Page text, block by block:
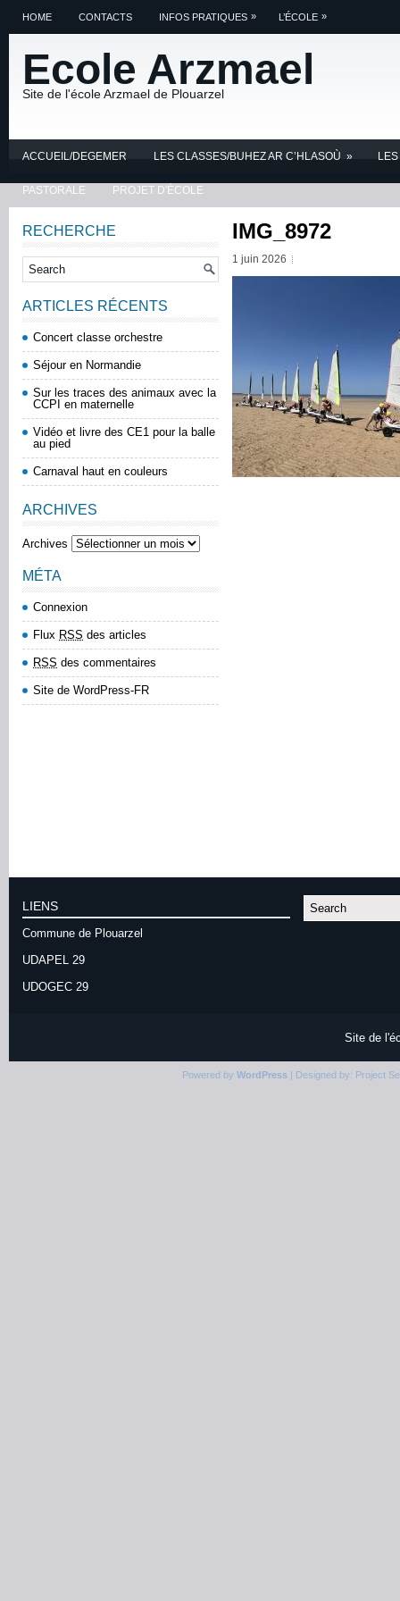
HOME CONTACTS INFOS PRATIQUES » L’ÉCOLE »
Ecole Arzmael
Site de l'école Arzmael de Plouarzel
ACCUEIL/DEGEMER LES CLASSES/BUHEZ AR C’HLASOÙ »
PASTORALE PROJET D'ÉCOLE
IMG_8972
1 juin 2026
RECHERCHE
ARTICLES RÉCENTS
Concert classe orchestre
Séjour en Normandie
Sur les traces des animaux avec la
CCPI en maternelle
Vidéo et livre des CE1 pour la balle
au pied
Carnaval haut en couleurs
ARCHIVES
Archives
MÉTA
Connexion
Flux RSS des articles
RSS des commentaires
Site de WordPress-FR
LIENS
Commune de Plouarzel
UDAPEL 29
UDOGEC 29
Site de
Powered by WordPress| Designed by: Project